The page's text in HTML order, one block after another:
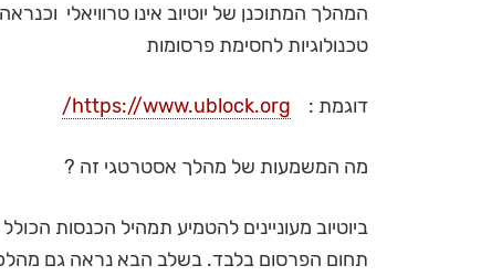
המהלך המתוכנן של יוטיוב אינו טרוויאלי
טכנולוגיות לחסימת פרסומות
דוגמת : https://www.ublock.org/
מה המשמעות של מהלך אסטרטגי זה ?
ביוטיוב מעוניינים להטמיע תמהיל הכנסות
תחום הפרסום בלבד. בשלב הבא נראה גם מהלכי